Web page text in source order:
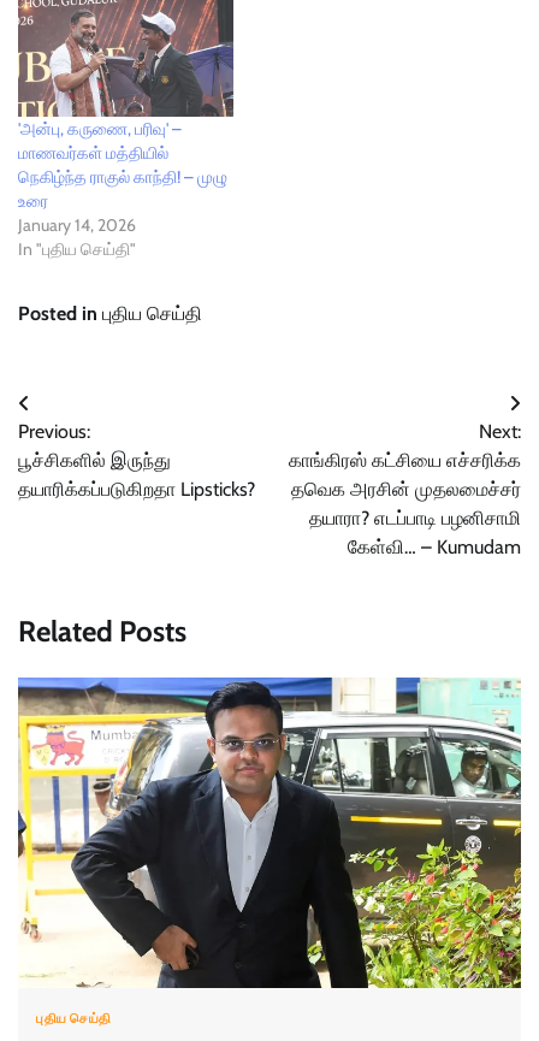
'அன்பு, கருணை, பரிவு' –
மாணவர்கள் மத்தியில்
நெகிழ்ந்த ராகுல் காந்தி! – முழு
உரை
January 14, 2026
In "புதிய செய்தி"
Posted in புதிய செய்தி
Post
navigation
Previous:
பூச்சிகளில் இருந்து
தயாரிக்கப்படுகிறதா Lipsticks?
Next:
காங்கிரஸ் கட்சியை எச்சரிக்க
தவெக அரசின் முதலமைச்சர்
தயாரா? எடப்பாடி பழனிசாமி
கேள்வி… – Kumudam
Related Posts
புதிய செய்தி